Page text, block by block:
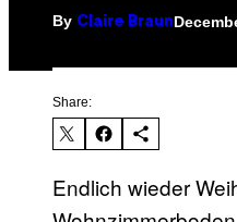
By Claire Braun
Share:
Endlich wieder